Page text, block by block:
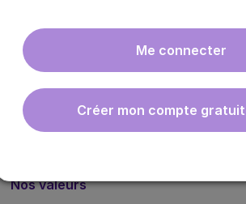
Me connecter
Créer mon compte
En cliquant
Nos valeurs